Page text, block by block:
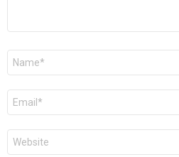
Nome
E-
mail
*
Site